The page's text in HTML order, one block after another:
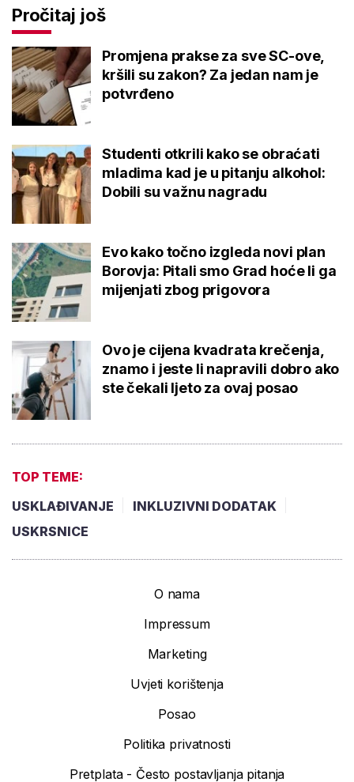
Pročitaj još
Promjena prakse za sve SC-ove,
kršili su zakon? Za jedan nam je
potvrđeno
Studenti otkrili kako se obraćati
mladima kad je u pitanju alkohol:
Dobili su važnu nagradu
Evo kako točno izgleda novi plan
Borovja: Pitali smo Grad hoće li ga
mijenjati zbog prigovora
Ovo je cijena kvadrata krečenja,
znamo i jeste li napravili dobro ako
ste čekali ljeto za ovaj posao
TOP TEME:
USKLAĐIVANJE
INKLUZIVNI DODATAK
USKRSNICE
O nama
Impressum
Marketing
Uvjeti korištenja
Posao
Politika privatnosti
Pretplata - Često postavljanja pitanja